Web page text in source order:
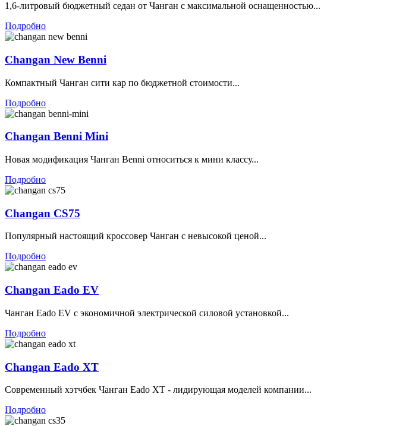
1,6-литровый бюджетный седан от Чанган с максимальной оснащенностью...
Подробно
Changan New Benni
Компактный Чанган сити кар по бюджетной стоимости...
Подробно
Changan Benni Mini
Новая модификация Чанган Benni относиться к мини классу...
Подробно
Changan CS75
Популярный настоящий кроссовер Чанган с невысокой ценой...
Подробно
Changan Eado EV
Чанган Eado EV с экономичной электрической силовой установкой...
Подробно
Changan Eado XT
Современный хэтчбек Чанган Eado XT - лидирующая моделей компании...
Подробно